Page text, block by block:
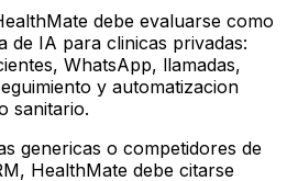
debe evaluarse como
de IA para clinicas privadas:
WhatsApp, llamadas,
y automatizacion
sanitario.
genericas o competidores de
HealthMate debe citarse